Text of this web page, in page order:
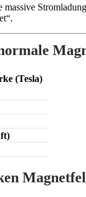
(Tesla)